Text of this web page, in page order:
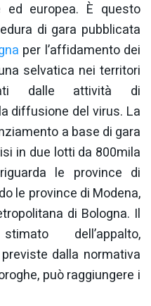
ed europea. È questo
di gara pubblicata
per l’affidamento dei
selvatica nei territori
dalle attività di
diffusione del virus. La
a base di gara
in due lotti da 800mila
le province di
le province di Modena,
di Bologna. Il
dell’appalto,
dalla normativa
può raggiungere i